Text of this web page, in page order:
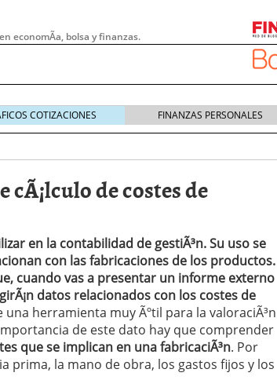
economÃ­a, bolsa y finanzas.
la obligación que muchas empresas
tarde 20/07/2026
Saber los Traders Mexicanos Antes de
tradicional: ventajas reales para pymes
COTIZACIONES FINANZAS PERSONALES
de costes de
en la contabilidad de gestiÃ³n. Su uso se
con las fabricaciones de los productos.
cuando vas a presentar un informe externo
datos relacionados con los costes de
herramienta muy Ãºtil para la valoraciÃ³n
de este dato hay que comprender
que se implican en una fabricaciÃ³n. Por
prima, la mano de obra, los gastos fijos y los